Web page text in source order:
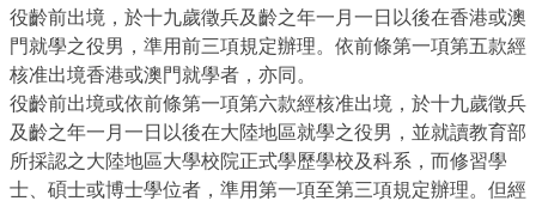
役齡前出境，於十九歲徵兵及齡之年一月一日以後在香港或澳
門就學之役男，準用前三項規定辦理。依前條第一項第五款經
核准出境香港或澳門就學者，亦同。
役齡前出境或依前條第一項第六款經核准出境，於十九歲徵兵
及齡之年一月一日以後在大陸地區就學之役男，並就讀教育部
所採認之大陸地區大學校院正式學歷學校及科系，而修習學
士、碩士或博士學位者，準用第一項至第三項規定辦理。但經